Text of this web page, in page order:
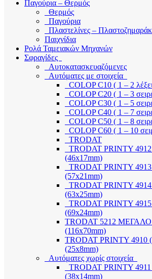
Παγούρια – Θερμός
Θερμός
Παγούρια
Πλαστελίνες –
Παιχνίδια
Ρολά Ταμειακών Μηχανών
Σφραγίδες
Αυτοκατασκευαζόμενες
Αυτόματες με στοιχεία
COLOP C10 ( 1 – 2
COLOP C20 ( 1 – 3
COLOP C30 ( 1 – 5
COLOP C40 ( 1 – 7
COLOP C50 ( 1 – 8
COLOP C60 ( 1 – 10
TRODAT
TRODAT PRINTY 4912
(46x17mm)
TRODAT PRINTY 4913
(57x21mm)
TRODAT PRINTY 4914
(63x25mm)
TRODAT PRINTY 4915
(69x24mm)
TRODAT 5212
(116x70mm)
TRODAT PRINTY 4910
(25x8mm)
Αυτόματες χωρίς στοιχεία
TRODAT PRINTY 4911
(38x14mm)